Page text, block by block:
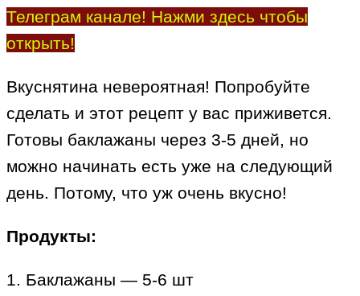
Телеграм канале! Нажми здесь чтобы
открыть!
Вкуснятина невероятная! Попробуйте
сделать и этот рецепт у вас приживется.
Готовы баклажаны через 3-5 дней, но
можно начинать есть уже на следующий
день. Потому, что уж очень вкусно!
Продукты:
1. Баклажаны — 5-6 шт